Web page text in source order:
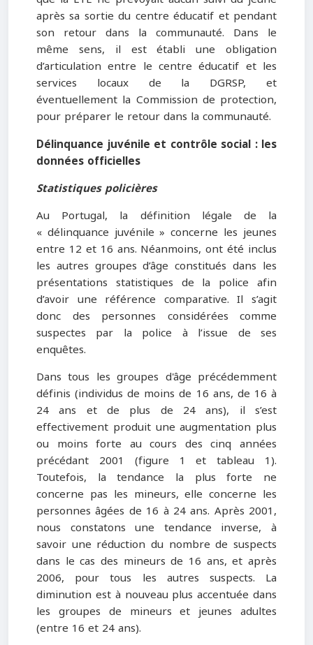
après sa sortie du centre éducatif et pendant
son retour dans la communauté. Dans le
même sens, il est établi une obligation
d’articulation entre le centre éducatif et les
services locaux de la DGRSP, et
éventuellement la Commission de protection,
pour préparer le retour dans la communauté.
Délinquance juvénile et contrôle social : les
données officielles
Statistiques policières
Au Portugal, la définition légale de la
« délinquance juvénile » concerne les jeunes
entre 12 et 16 ans. Néanmoins, ont été inclus
les autres groupes d’âge constitués dans les
présentations statistiques de la police afin
d’avoir une référence comparative. Il s’agit
donc des personnes considérées comme
suspectes par la police à l’issue de ses
enquêtes.
Dans tous les groupes d'âge précédemment
définis (individus de moins de 16 ans, de 16 à
24 ans et de plus de 24 ans), il s’est
effectivement produit une augmentation plus
ou moins forte au cours des cinq années
précédant 2001 (figure 1 et tableau 1).
Toutefois, la tendance la plus forte ne
concerne pas les mineurs, elle concerne les
personnes âgées de 16 à 24 ans. Après 2001,
nous constatons une tendance inverse, à
savoir une réduction du nombre de suspects
dans le cas des mineurs de 16 ans, et après
2006, pour tous les autres suspects. La
diminution est à nouveau plus accentuée dans
les groupes de mineurs et jeunes adultes
(entre 16 et 24 ans).